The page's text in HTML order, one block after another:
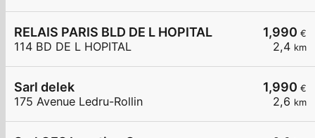
1,990 €
2,4 km
RELAIS PARIS BLD DE L HOPITAL
114 BD DE L HOPITAL
1,990 €
2,6 km
Sarl delek
175 Avenue Ledru-Rollin